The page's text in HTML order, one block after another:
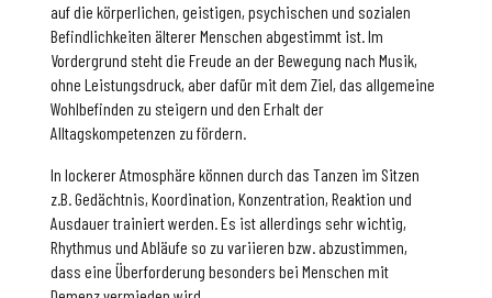
auf die körperlichen, geistigen, psychischen und sozialen
Befindlichkeiten älterer Menschen abgestimmt ist. Im
Vordergrund steht die Freude an der Bewegung nach Musik,
ohne Leistungsdruck, aber dafür mit dem Ziel, das allgemeine
Wohlbefinden zu steigern und den Erhalt der
Alltagskompetenzen zu fördern.
In lockerer Atmosphäre können durch das Tanzen im Sitzen
z.B. Gedächtnis, Koordination, Konzentration, Reaktion und
Ausdauer trainiert werden. Es ist allerdings sehr wichtig,
Rhythmus und Abläufe so zu variieren bzw. abzustimmen,
dass eine Überforderung besonders bei Menschen mit